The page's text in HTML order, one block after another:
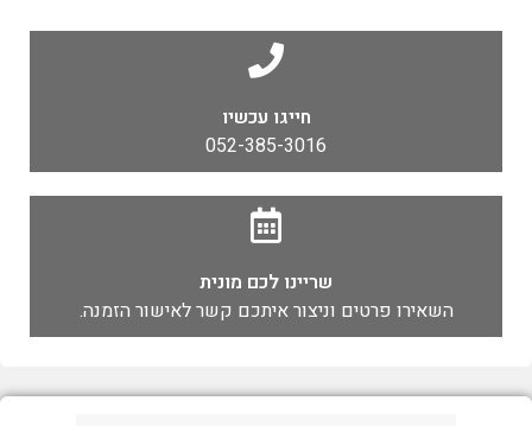
חייגו עכשיו
052-385-3016
שריינו לכם מונית
השאירו פרטים וניצור איתכם קשר לאישור הזמנה.